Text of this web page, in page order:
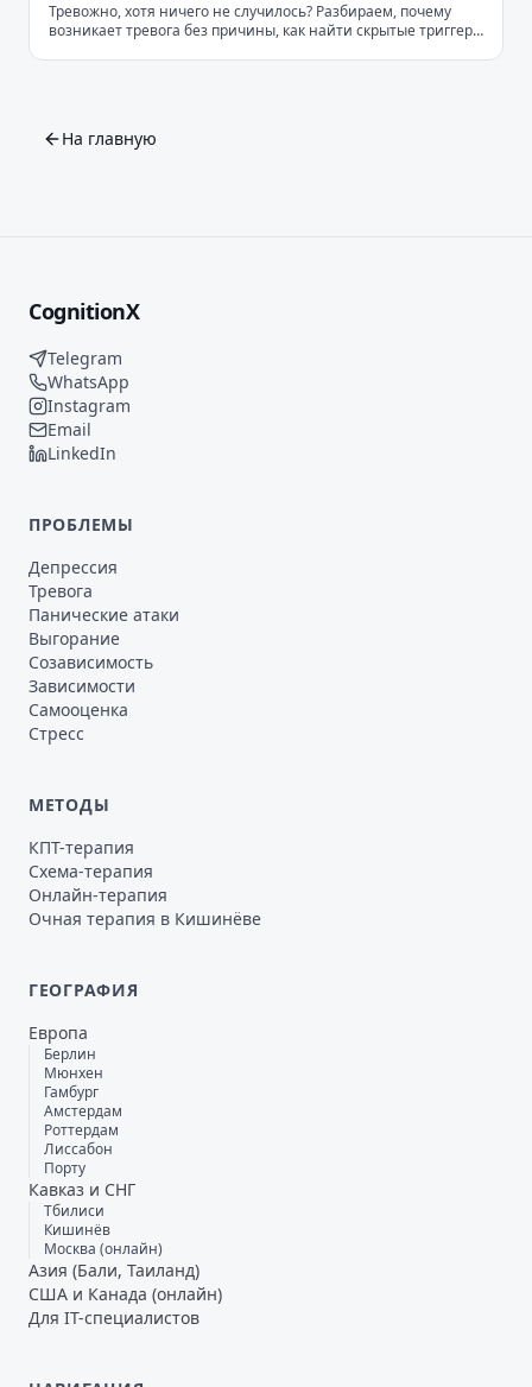
Тревожно, хотя ничего не случилось? Разбираем, почему
возникает тревога без причины, как найти скрытые триггеры
На главную
CognitionX
Telegram
WhatsApp
Instagram
Email
LinkedIn
ПРОБЛЕМЫ
Депрессия
Тревога
Панические атаки
Выгорание
Созависимость
Зависимости
Самооценка
Стресс
МЕТОДЫ
КПТ-терапия
Схема-терапия
Онлайн-терапия
Очная терапия в Кишинёве
ГЕОГРАФИЯ
Европа
Берлин
Мюнхен
Гамбург
Амстердам
Роттердам
Лиссабон
Порту
Кавказ и СНГ
Тбилиси
Кишинёв
Москва (онлайн)
Азия (Бали, Таиланд)
США и Канада (онлайн)
Для IT-специалистов